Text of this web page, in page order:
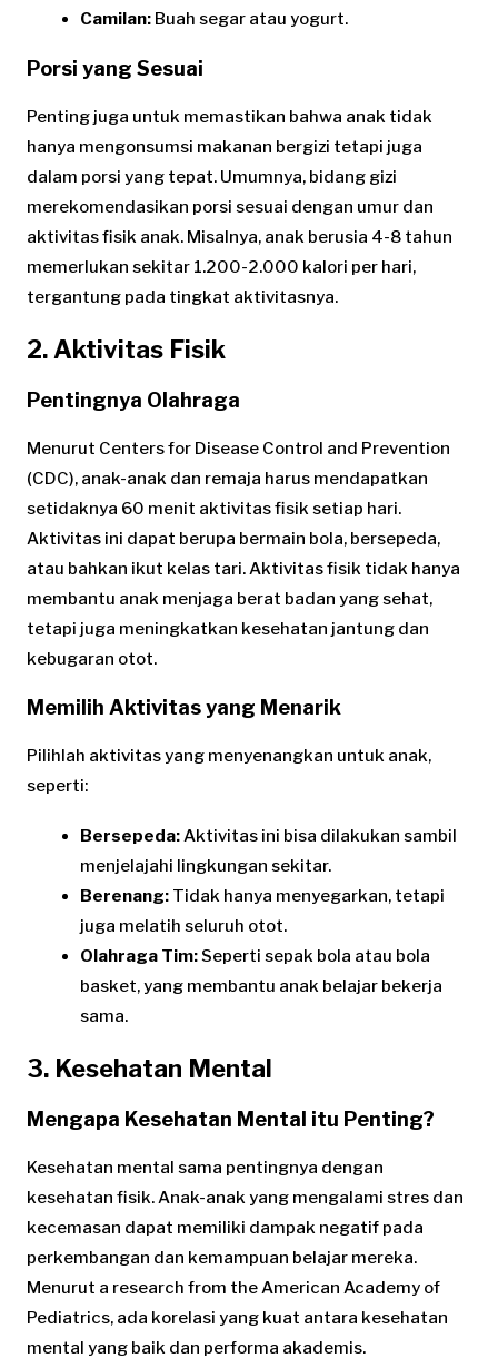
Camilan: Buah segar atau yogurt.
Porsi yang Sesuai
Penting juga untuk memastikan bahwa anak tidak
hanya mengonsumsi makanan bergizi tetapi juga
dalam porsi yang tepat. Umumnya, bidang gizi
merekomendasikan porsi sesuai dengan umur dan
aktivitas fisik anak. Misalnya, anak berusia 4-8 tahun
memerlukan sekitar 1.200-2.000 kalori per hari,
tergantung pada tingkat aktivitasnya.
2. Aktivitas Fisik
Pentingnya Olahraga
Menurut Centers for Disease Control and Prevention
(CDC), anak-anak dan remaja harus mendapatkan
setidaknya 60 menit aktivitas fisik setiap hari.
Aktivitas ini dapat berupa bermain bola, bersepeda,
atau bahkan ikut kelas tari. Aktivitas fisik tidak hanya
membantu anak menjaga berat badan yang sehat,
tetapi juga meningkatkan kesehatan jantung dan
kebugaran otot.
Memilih Aktivitas yang Menarik
Pilihlah aktivitas yang menyenangkan untuk anak,
seperti:
Bersepeda:Aktivitas ini bisa dilakukan sambil
menjelajahi lingkungan sekitar.
Berenang: Tidak hanya menyegarkan, tetapi
juga melatih seluruh otot.
Olahraga Tim:Seperti sepak bola atau bola
basket, yang membantu anak belajar bekerja
sama.
3. Kesehatan Mental
Mengapa Kesehatan Mental itu Penting?
Kesehatan mental sama pentingnya dengan
kesehatan fisik. Anak-anak yang mengalami stres dan
kecemasan dapat memiliki dampak negatif pada
perkembangan dan kemampuan belajar mereka.
Menurut a research from the American Academy of
Pediatrics, ada korelasi yang kuat antara kesehatan
mental yang baik dan performa akademis.